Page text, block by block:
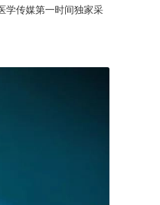
学传媒第一时间独家采